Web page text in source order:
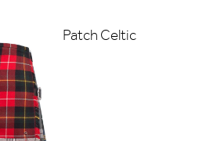
Patch Celtic